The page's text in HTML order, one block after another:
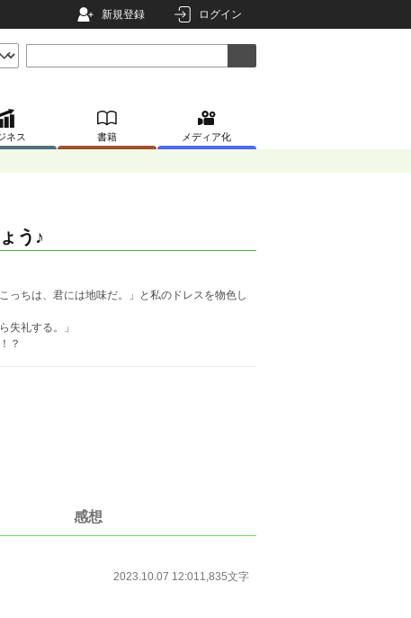
新規登録 ログイン
ネス 書籍 メディア化
う♪
っちは、君には地味だ。」と私のドレスを物色し
失礼する。」
？
感想
2023.10.07 12:011,835文字